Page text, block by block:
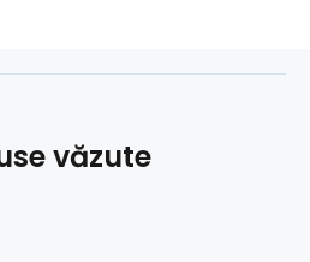
văzute